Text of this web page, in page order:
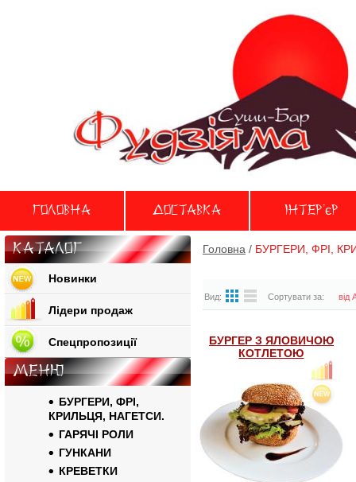
Головна Доставка Iнтер'єр
Головна / БУРГЕРИ, ФРІ,
Вид: Сортувати за: від
БУРГЕР З ЯЛОВИЧОЮ
КОТЛЕТОЮ
Каталог
Новинки
Лідери продаж
Спецпропозиції
Меню
БУРГЕРИ, ФРІ,
КРИЛЬЦЯ, НАГЕТСИ.
ГАРЯЧІ РОЛИ
ГУНКАНИ
КРЕВЕТКИ